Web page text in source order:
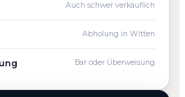
Auch schwer verkäuflich
Abholung in Witten
Bar oder Überweisung